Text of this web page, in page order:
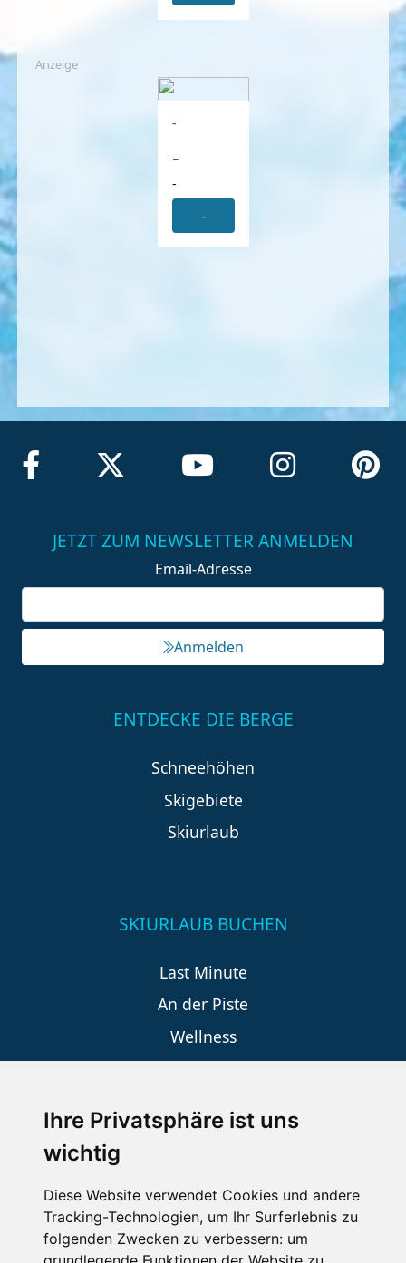
Ihre Privatsphäre ist uns
wichtig
Diese Website verwendet Cookies und andere
Tracking-Technologien, um Ihr Surferlebnis zu
folgenden Zwecken zu verbessern: um
Anzeige
-
-
-
-
JETZT ZUM NEWSLETTER ANMELDEN
Email-Adresse
Anmelden
ENTDECKE DIE BERGE
Schneehöhen
Skigebiete
Skiurlaub
SKIURLAUB BUCHEN
Last Minute
An der Piste
Wellness
SCHNEEHÖHEN SKI APP
Die Schneehoehen Ski APP für iOS und Android - Ein
Muss für alle Wintersportler und Schneefreaks!